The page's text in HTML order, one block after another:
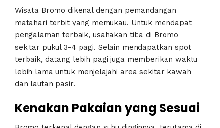
Wisata Bromo dikenal dengan pemandangan
matahari terbit yang memukau. Untuk mendapat
pengalaman terbaik, usahakan tiba di Bromo
sekitar pukul 3-4 pagi. Selain mendapatkan spot
terbaik, datang lebih pagi juga memberikan waktu
lebih lama untuk menjelajahi area sekitar kawah
dan lautan pasir.
Kenakan Pakaian yang Sesuai